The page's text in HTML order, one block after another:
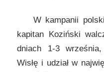
W kampanii
kapitan Koziński
dniach 1-3
Wisłę i udział w